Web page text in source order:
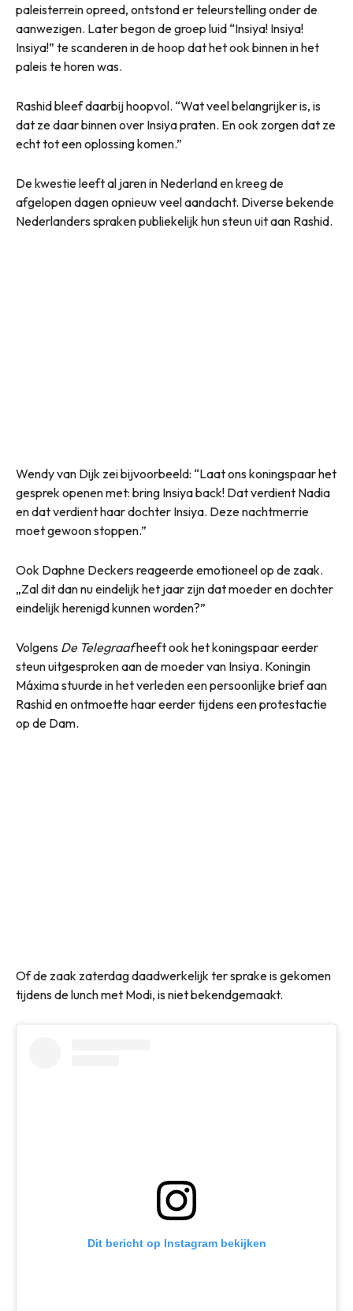
paleisterrein opreed, ontstond er teleurstelling onder de
aanwezigen. Later begon de groep luid “Insiya! Insiya!
Insiya!” te scanderen in de hoop dat het ook binnen in het
paleis te horen was.
Rashid bleef daarbij hoopvol. “Wat veel belangrijker is, is
dat ze daar binnen over Insiya praten. En ook zorgen dat ze
echt tot een oplossing komen.”
De kwestie leeft al jaren in Nederland en kreeg de
afgelopen dagen opnieuw veel aandacht. Diverse bekende
Nederlanders spraken publiekelijk hun steun uit aan Rashid.
Wendy van Dijk zei bijvoorbeeld: “Laat ons koningspaar het
gesprek openen met: bring Insiya back! Dat verdient Nadia
en dat verdient haar dochter Insiya. Deze nachtmerrie
moet gewoon stoppen.”
Ook Daphne Deckers reageerde emotioneel op de zaak.
„Zal dit dan nu eindelijk het jaar zijn dat moeder en dochter
eindelijk herenigd kunnen worden?”
Volgens De Telegraafheeft ook het koningspaar eerder
steun uitgesproken aan de moeder van Insiya. Koningin
Máxima stuurde in het verleden een persoonlijke brief aan
Rashid en ontmoette haar eerder tijdens een protestactie
op de Dam.
Of de zaak zaterdag daadwerkelijk ter sprake is gekomen
tijdens de lunch met Modi, is niet bekendgemaakt.
Dit bericht op Instagram bekijken